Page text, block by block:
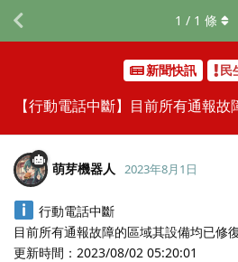
新聞快訊 民
【行動電話中斷】目前所有通報
1 / 1 條
萌芽機器人 2023年8月1日
行動電話中斷
目前所有通報故障的區域其設備均已修
更新時間：2023/08/02 05:20:01